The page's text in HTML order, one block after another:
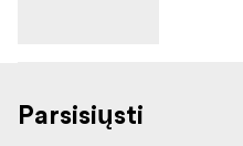
Parsisiųsti